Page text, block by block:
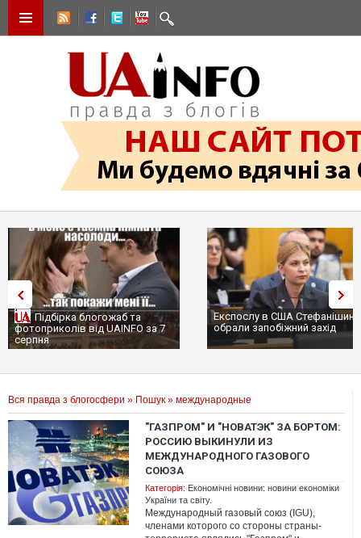
Підбірка блогожаб та
фотоприколів від UAINFO за 7
серпня
Експослу в США
обрали запобіжний захід
Вся правда з блогосфери » Пошук » международные
"ГАЗПРОМ" И "НОВАТЭК" ЗА БОРТОМ:
РОССИЮ ВЫКИНУЛИ ИЗ
МЕЖДУНАРОДНОГО ГАЗОВОГО
СОЮЗА
Категорія: Економічні новини: новини економіки
України та світу.
Международный газовый союз (IGU),
членами которого со стороны страны-